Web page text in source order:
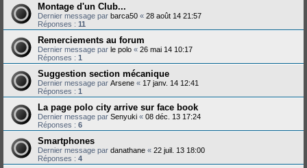
Montage d'un Club...
Dernier message par barca50 « 28 août 14 21:57
Réponses : 11
Remerciements au forum
Dernier message par le polo « 26 mai 14 10:17
Réponses : 1
Suggestion section mécanique
Dernier message par Arsene « 17 janv. 14 12:41
Réponses : 1
La page polo city arrive sur face book
Dernier message par Senyuki « 08 déc. 13 17:24
Réponses : 6
Smartphones
Dernier message par danathane « 22 juil. 13 18:00
Réponses : 4